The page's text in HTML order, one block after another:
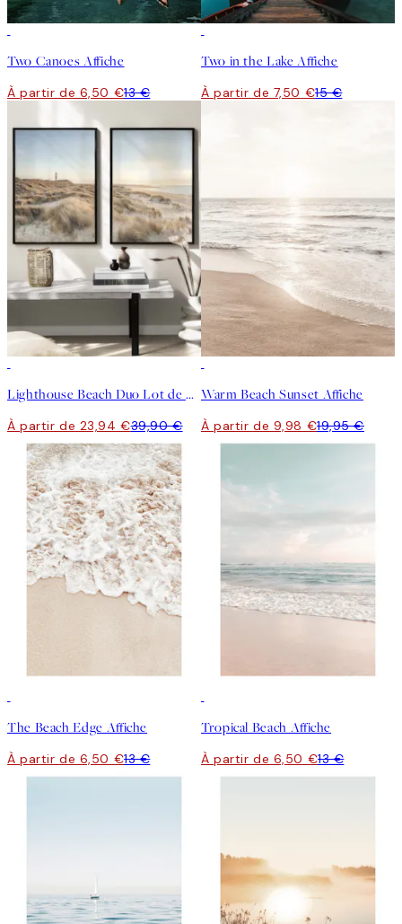
Two Canoes Affiche
À partir de 6,50 €13 €
Two in the Lake Affiche
À partir de 7,50 €15 €
Lighthouse Beach Duo Lot de posters
À partir de 23,94 €39,90 €
Warm Beach Sunset Affiche
À partir de 9,98 €19,95 €
The Beach Edge Affiche
À partir de 6,50 €13 €
Tropical Beach Affiche
À partir de 6,50 €13 €